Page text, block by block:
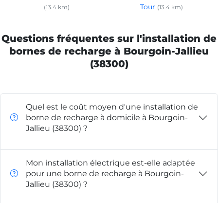
(13.4 km)
Tour (13.4 km)
Questions fréquentes sur l'installation de
bornes de recharge à Bourgoin-Jallieu
(38300)
Quel est le coût moyen d'une installation de
borne de recharge à domicile à Bourgoin-
Jallieu (38300) ?
Mon installation électrique est-elle adaptée
pour une borne de recharge à Bourgoin-
Jallieu (38300) ?